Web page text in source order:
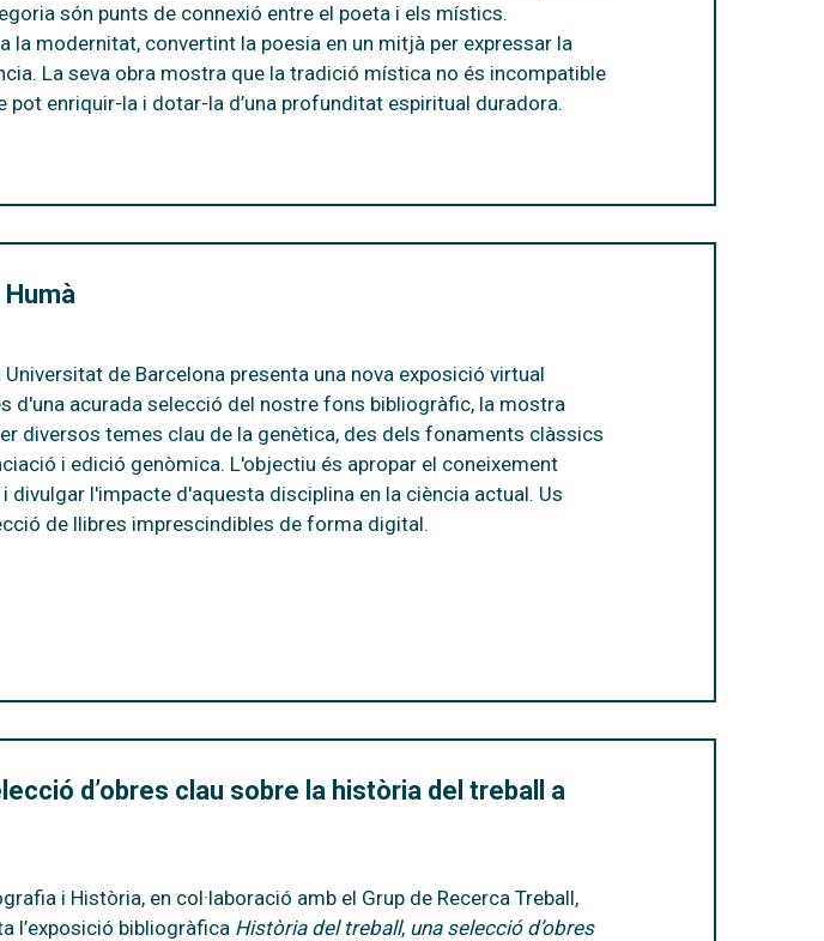
són punts de connexió entre el poeta i els místics.
la modernitat, convertint la poesia en un mitjà per expressar la
La seva obra mostra que la tradició mística no és incompatible
pot enriquir-la i dotar-la d’una profunditat espiritual duradora.
de Barcelona presenta una nova exposició virtual
d'una acurada selecció del nostre fons bibliogràfic, la mostra
diversos temes clau de la genètica, des dels fonaments clàssics
i edició genòmica. L'objectiu és apropar el coneixement
l'impacte d'aquesta disciplina en la ciència actual. Us
de llibres imprescindibles de forma digital.
d’obres clau sobre la història del treball a
i Història, en col·laboració amb el Grup de Recerca Treball,
l’exposició bibliogràfica Història del treball, una selecció d’obres